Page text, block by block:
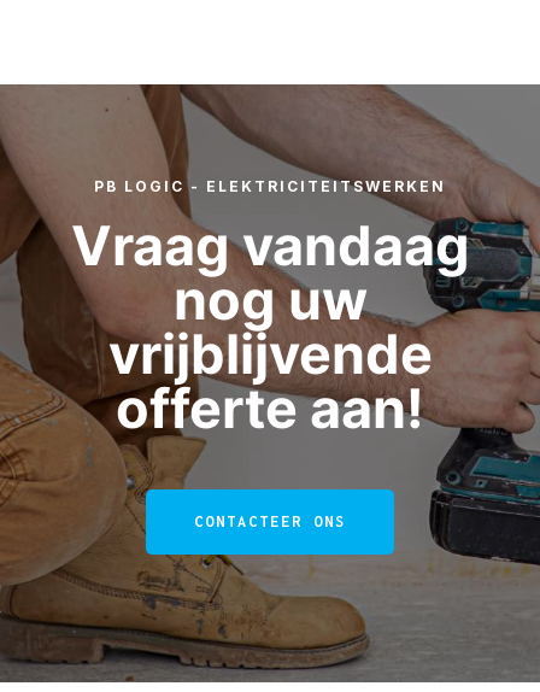
PB LOGIC - ELEKTRICITEITSWERKEN​
Vraag vandaag
nog uw
vrijblijvende
offerte aan!
CONTACTEER ONS